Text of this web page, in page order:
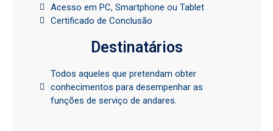
Acesso em PC, Smartphone ou Tablet
Certificado de Conclusão
Destinatários
Todos aqueles que pretendam obter
conhecimentos para desempenhar as
funções de serviço de andares.